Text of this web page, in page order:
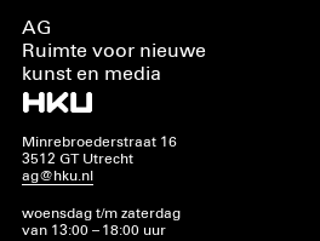
AG
Ruimte voor nieuwe
kunst en media
Minrebroederstraat 16
3512 GT Utrecht
ag@hku.nl
woensdag t/m zaterdag
van 13:00 – 18:00 uur